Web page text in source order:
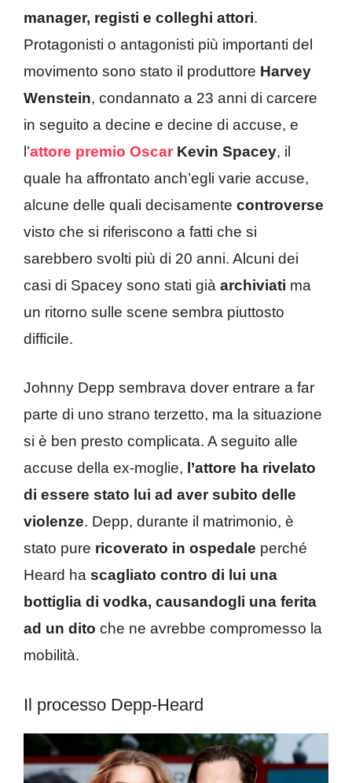
manager, registi e colleghi attori.
Protagonisti o antagonisti più importanti del
movimento sono stato il produttore Harvey
Wenstein, condannato a 23 anni di carcere
in seguito a decine e decine di accuse, e
l’attore premio Oscar Kevin Spacey, il
quale ha affrontato anch’egli varie accuse,
alcune delle quali decisamente controverse
visto che si riferiscono a fatti che si
sarebbero svolti più di 20 anni. Alcuni dei
casi di Spacey sono stati già archiviati ma
un ritorno sulle scene sembra piuttosto
difficile.
Johnny Depp sembrava dover entrare a far
parte di uno strano terzetto, ma la situazione
si è ben presto complicata. A seguito alle
accuse della ex-moglie, l’attore ha rivelato
di essere stato lui ad aver subito delle
violenze. Depp, durante il matrimonio, è
stato pure ricoverato in ospedale perché
Heard ha scagliato contro di lui una
bottiglia di vodka, causandogli una ferita
ad un dito che ne avrebbe compromesso la
mobilità.
Il processo Depp-Heard